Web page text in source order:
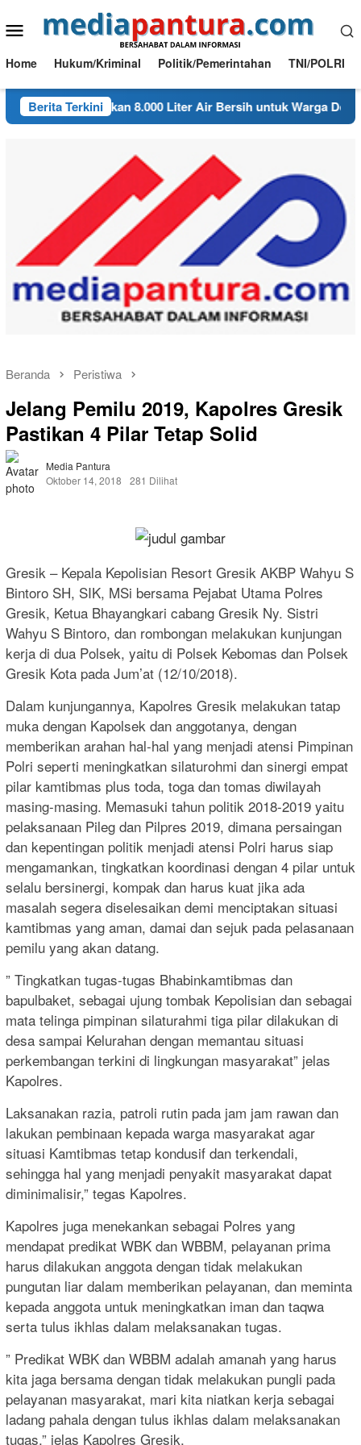
ke
Menu
Mobile
Home Hukum/Kriminal Politik/Pemerintahan TNI/POLRI
Berita Terkini
Salurkan 8.000 Liter Air Bersih untuk Warga Desa
Beranda Peristiwa
Jelang Pemilu 2019, Kapolres Gresik
Pastikan 4 Pilar Tetap Solid
Media Pantura
Oktober 14, 2018
281 Dilihat
Gresik – Kepala Kepolisian Resort Gresik AKBP Wahyu S
Bintoro SH, SIK, MSi bersama Pejabat Utama Polres
Gresik, Ketua Bhayangkari cabang Gresik Ny. Sistri
Wahyu S Bintoro, dan rombongan melakukan kunjungan
kerja di dua Polsek, yaitu di Polsek Kebomas dan Polsek
Gresik Kota pada Jum’at (12/10/2018).
Dalam kunjungannya, Kapolres Gresik melakukan tatap
muka dengan Kapolsek dan anggotanya, dengan
memberikan arahan hal-hal yang menjadi atensi Pimpinan
Polri seperti meningkatkan silaturohmi dan sinergi empat
pilar kamtibmas plus toda, toga dan tomas diwilayah
masing-masing. Memasuki tahun politik 2018-2019 yaitu
pelaksanaan Pileg dan Pilpres 2019, dimana persaingan
dan kepentingan politik menjadi atensi Polri harus siap
mengamankan, tingkatkan koordinasi dengan 4 pilar untuk
selalu bersinergi, kompak dan harus kuat jika ada
masalah segera diselesaikan demi menciptakan situasi
kamtibmas yang aman, damai dan sejuk pada pelasanaan
pemilu yang akan datang.
” Tingkatkan tugas-tugas Bhabinkamtibmas dan
bapulbaket, sebagai ujung tombak Kepolisian dan sebagai
mata telinga pimpinan silaturahmi tiga pilar dilakukan di
desa sampai Kelurahan dengan memantau situasi
perkembangan terkini di lingkungan masyarakat” jelas
Kapolres.
Laksanakan razia, patroli rutin pada jam jam rawan dan
lakukan pembinaan kepada warga masyarakat agar
situasi Kamtibmas tetap kondusif dan terkendali,
sehingga hal yang menjadi penyakit masyarakat dapat
diminimalisir,” tegas Kapolres.
Kapolres juga menekankan sebagai Polres yang
mendapat predikat WBK dan WBBM, pelayanan prima
harus dilakukan anggota dengan tidak melakukan
pungutan liar dalam memberikan pelayanan, dan meminta
kepada anggota untuk meningkatkan iman dan taqwa
serta tulus ikhlas dalam melaksanakan tugas.
” Predikat WBK dan WBBM adalah amanah yang harus
kita jaga bersama dengan tidak melakukan pungli pada
pelayanan masyarakat, mari kita niatkan kerja sebagai
ladang pahala dengan tulus ikhlas dalam melaksanakan
tugas.” jelas Kapolres Gresik.